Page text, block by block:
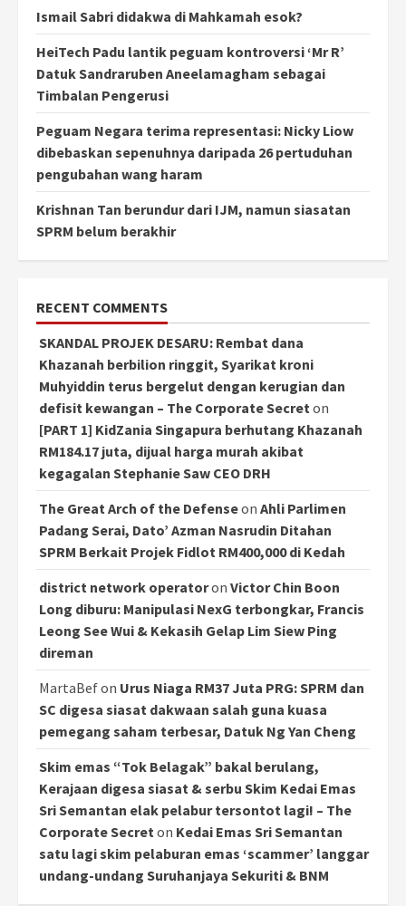
Ismail Sabri didakwa di Mahkamah esok?
HeiTech Padu lantik peguam kontroversi ‘Mr R’
Datuk Sandraruben Aneelamagham sebagai
Timbalan Pengerusi
Peguam Negara terima representasi: Nicky Liow
dibebaskan sepenuhnya daripada 26 pertuduhan
pengubahan wang haram
Krishnan Tan berundur dari IJM, namun siasatan
SPRM belum berakhir
RECENT COMMENTS
SKANDAL PROJEK DESARU: Rembat dana
Khazanah berbilion ringgit, Syarikat kroni
Muhyiddin terus bergelut dengan kerugian dan
defisit kewangan – The Corporate Secreton
[PART 1] KidZania Singapura berhutang Khazanah
RM184.17 juta, dijual harga murah akibat
kegagalan Stephanie Saw CEO DRH
The Great Arch of the Defenseon Ahli Parlimen
Padang Serai, Dato’ Azman Nasrudin Ditahan
SPRM Berkait Projek Fidlot RM400,000 di Kedah
district network operatoron Victor Chin Boon
Long diburu: Manipulasi NexG terbongkar, Francis
Leong See Wui & Kekasih Gelap Lim Siew Ping
direman
MartaBefon Urus Niaga RM37 Juta PRG: SPRM dan
SC digesa siasat dakwaan salah guna kuasa
pemegang saham terbesar, Datuk Ng Yan Cheng
Skim emas “Tok Belagak” bakal berulang,
Kerajaan digesa siasat & serbu Skim Kedai Emas
Sri Semantan elak pelabur tersontot lagi! – The
Corporate Secreton Kedai Emas Sri Semantan
satu lagi skim pelaburan emas ‘scammer’ langgar
undang-undang Suruhanjaya Sekuriti & BNM